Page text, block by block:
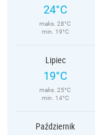
24°C
maks. 28°C
min. 19°C
Lipiec
19°C
maks. 25°C
min. 14°C
Październik